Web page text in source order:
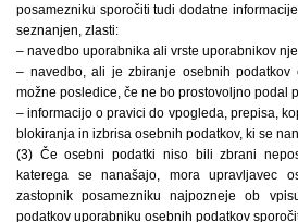
posamezniku sporočiti tudi dodatne
seznanjen, zlasti:
– navedbo uporabnika ali vrste uporabnikov
– navedbo, ali je zbiranje osebnih podatkov
možne posledice, če ne bo prostovoljno podal
– informacijo o pravici do vpogleda, prepisa,
blokiranja in izbrisa osebnih podatkov, ki se
(3) Če osebni podatki niso bili zbrani
katerega se nanašajo, mora upravljavec
zastopnik posamezniku najpozneje ob
podatkov uporabniku osebnih podatkov